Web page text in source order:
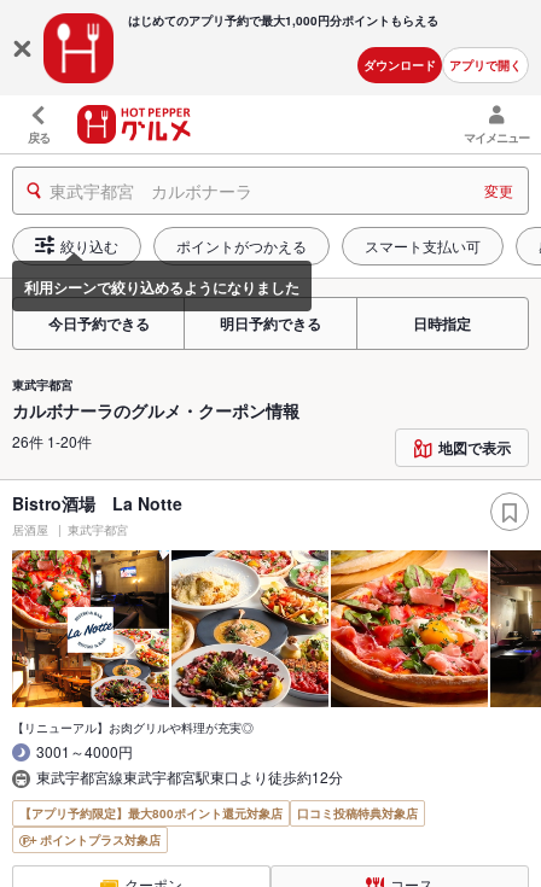
はじめてのアプリ予約で最大1,000円分ポイントもらえる
ダウンロード アプリで開く
戻る マイメニュー
東武宇都宮 カルボナーラ 変更
絞り込む ポイントがつかえる スマート支払い可
今日予約できる 明日予約できる 日時指定
東武宇都宮
カルボナーラのグルメ・クーポン情報
26件 1-20件 地図で表示
Bistro酒場 La Notte
居酒屋 東武宇都宮
【リニューアル】お肉グリルや料理が充実◎
3001～4000円
東武宇都宮線東武宇都宮駅東口より徒歩約12分
【アプリ予約限定】最大800ポイント還元対象店
口コミ投稿特典対象店
ポイントプラス対象店